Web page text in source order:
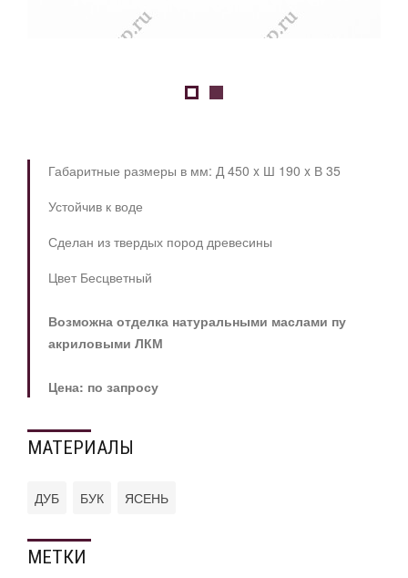
Габаритные размеры в мм: Д 450 x Ш 190 x В 35
Устойчив к воде
Сделан из твердых пород древесины
Цвет Бесцветный
Возможна отделка натуральными маслами пу
акриловыми ЛКМ
Цена: по запросу
МАТЕРИАЛЫ
ДУБ БУК ЯСЕНЬ
МЕТКИ